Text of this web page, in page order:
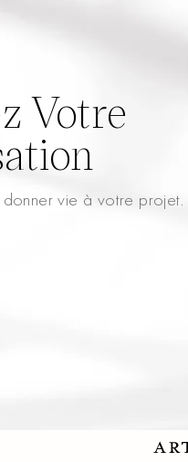
Votre
vie à votre projet.